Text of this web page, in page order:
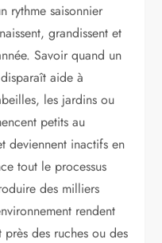
rythme saisonnier
grandissent et
Savoir quand un
aide à
les jardins ou
petits au
deviennent inactifs en
tout le processus
des milliers
rendent
des ruches ou des